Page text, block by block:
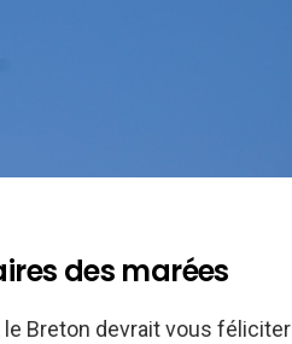
des marées
Breton devrait vous féliciter